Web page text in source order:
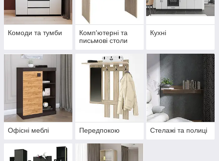
Комоди та тумби
Комп'ютерні та
письмові столи
Кухні
Офісні меблі Передпокою Стелажі та полиці